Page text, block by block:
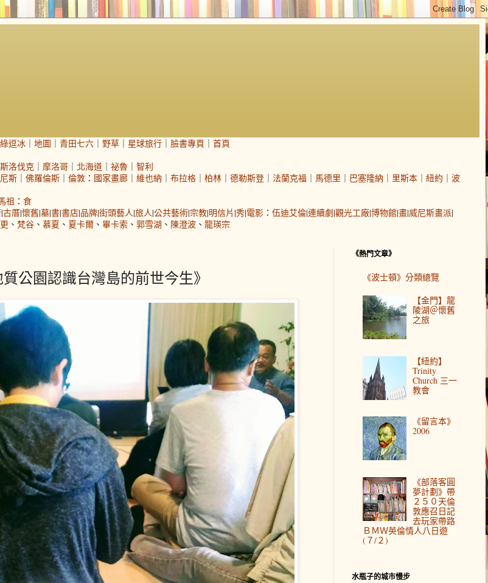
綠逗冰 ｜ 地圖 ｜ 青田七六 ｜ 野草 ｜ 星球旅行 ｜ 臉書專頁 ｜ 首頁
斯洛伐克 ｜ 摩洛哥 ｜ 北海道 ｜ 祕魯 ｜ 智利
斯 ｜ 佛羅倫斯 ｜ 倫敦 ： 國家畫廊 ｜ 維也納 ｜ 布拉格 ｜ 柏林 ｜ 德勒斯登 ｜ 法蘭克福 ｜ 馬德里 ｜ 巴塞隆納 ｜ 里斯本 ｜ 紐約 ｜ 波
祖 ： 食
|古厝|懷舊|墓|書|書店|品牌|街頭藝人|旅人|公共藝術|宗教|明信片 |秀|電影 ： 伍迪艾倫|連續劇|觀光工廠|博物館|畫|威尼斯畫派|
、 梵谷 、 慕夏 、 夏卡爾 、 畢卡索 、 郭雪湖 、 陳澄波 、 龍瑛宗
質公園認識台灣島的前世今生》
《熱門文章》
《波士頓》分類總覽
【金門】龍
陵湖＠懷舊
之旅
【紐約】
Trinity
Church 三一
教會
《留言本》
2006
《部落客圓
夢計劃》帶
２５０天倫
敦應召日記
去玩家帶路
ＢＭＷ英倫情人八日遊
(７/２)
水瓶子的城市慢步